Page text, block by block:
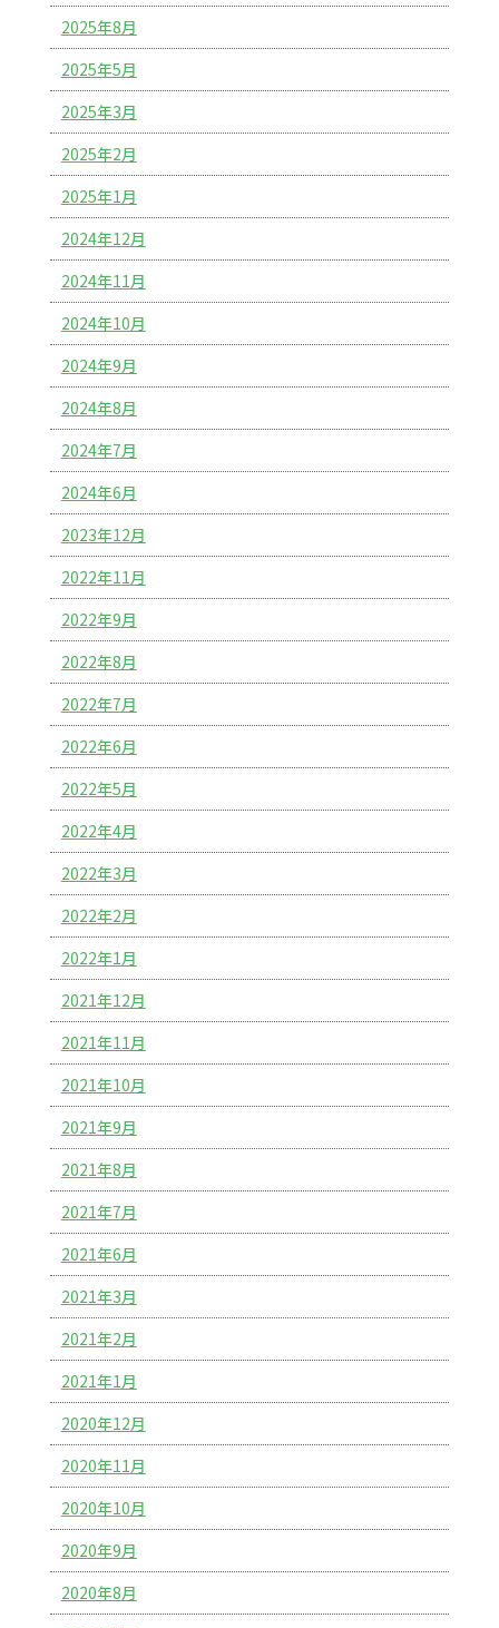
2025年8月
2025年5月
2025年3月
2025年2月
2025年1月
2024年12月
2024年11月
2024年10月
2024年9月
2024年8月
2024年7月
2024年6月
2023年12月
2022年11月
2022年9月
2022年8月
2022年7月
2022年6月
2022年5月
2022年4月
2022年3月
2022年2月
2022年1月
2021年12月
2021年11月
2021年10月
2021年9月
2021年8月
2021年7月
2021年6月
2021年3月
2021年2月
2021年1月
2020年12月
2020年11月
2020年10月
2020年9月
2020年8月